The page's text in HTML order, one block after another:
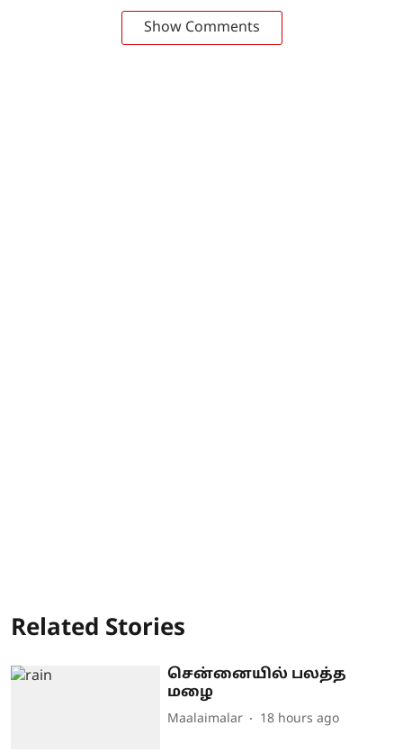
Show Comments
Related Stories
சென்னையில் பலத்த
மழை
Maalaimalar 18 hours ago